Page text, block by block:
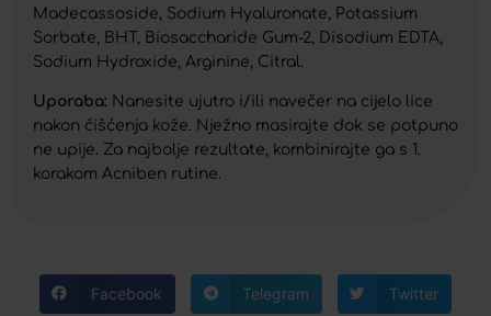
Madecassoside, Sodium Hyaluronate, Potassium
Sorbate, BHT, Biosaccharide Gum-2, Disodium EDTA,
Sodium Hydroxide, Arginine, Citral.
Uporaba: Nanesite ujutro i/ili navečer na cijelo lice
nakon čišćenja kože. Nježno masirajte dok se potpuno
ne upije. Za najbolje rezultate, kombinirajte ga s 1.
korakom Acniben rutine.
Facebook Telegram Twitter